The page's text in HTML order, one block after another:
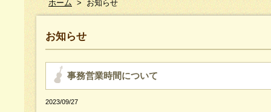
ホーム > お知らせ
お知らせ
事務営業時間について
2023/09/27